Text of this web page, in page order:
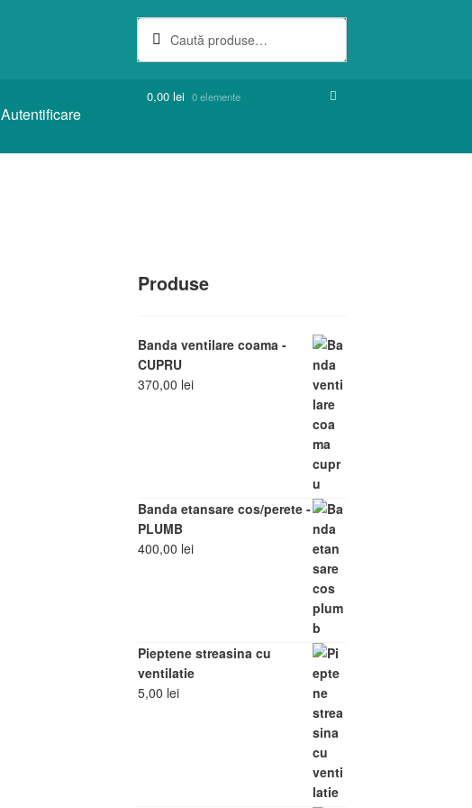
după:
Autentificare
0,00 lei 0 elemente
Produse
Banda ventilare coama -
CUPRU
370,00 lei
Banda etansare cos/perete -
PLUMB
400,00 lei
Pieptene streasina cu
ventilatie
5,00 lei